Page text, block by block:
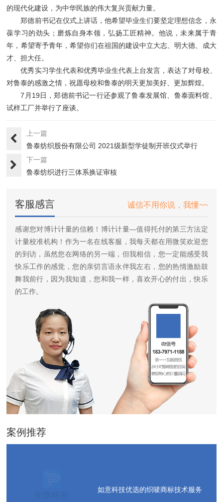
的现代化建设，为中华民族的伟大复兴贡献力量。
郑德前书记在仪式上讲话，他希望毕业生们要坚定理想信念，永
葆学习的劲头；磨炼自身本领，弘扬工匠精神。他说，未来属于青
年，希望寄予青年，希望你们在祖国的建设中立大志、明大德、成大
才、担大任。
优秀实习学生代表和优秀毕业生代表上台发言，表达了对母校、
对鲁泰的感激之情，祝愿母校和鲁泰的明天更加美好、更加辉煌。
7月19日，郑德前书记一行还参观了鲁泰发展馆、鲁泰面料馆、
试样工厂并举行了座谈。
上一篇
鲁泰纺织股份有限公司 2021级新型学徒制开班仪式举行
下一篇
鲁泰纺织进行三体系换证审核
客服感言 诚信不用你说，我懂~~
感谢您对博计计量的信赖！博计计量—值得托付的第三方法定
计量校准机构！作为一名在线客服，我每天都在用微笑欢迎您
的到访，虽然您在网络的另一端，但我相信，您一定能感受我
快乐工作的感觉，您的亲切言语永伴我左右，您的热情激励鼓
舞我前行，因为我知道，您和我一样，喜欢开心的付出，快乐
的工作。
案例推荐
如意科技优选的织唛商标技术服务